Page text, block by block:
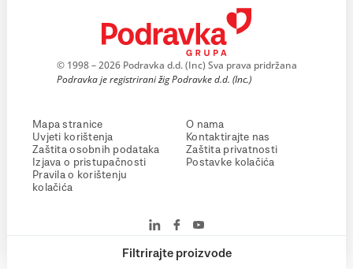
Filtrirajte proizvode
© 1998 – 2026 Podravka d.d. (Inc) Sva prava pridržana
Podravka je registrirani žig Podravke d.d. (Inc.)
Mapa stranice
Uvjeti korištenja
Zaštita osobnih podataka
Izjava o pristupačnosti
Pravila o korištenju
kolačića
O nama
Kontaktirajte nas
Zaštita privatnosti
Postavke kolačića